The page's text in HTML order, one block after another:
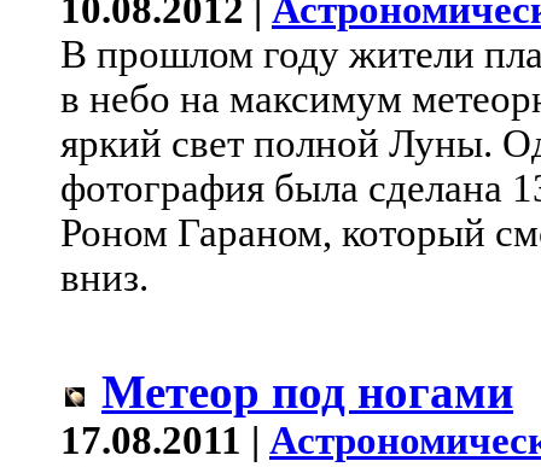
10.08.2012 |
В прошлом году жители
в небо на максимум
яркий свет полной Луны.
фотография была сделана
Роном Гараном, который
вниз.
Метеор под ногами
17.08.2011 |